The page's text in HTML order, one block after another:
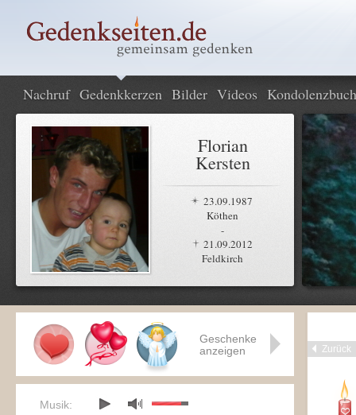
Nachruf Gedenkkerzen Bilder Videos Kondolenzbuch
Florian
Kersten
23.09.1987
Köthen
-
21.09.2012
Feldkirch
Zurück
Geschenke
anzeigen
Musik: